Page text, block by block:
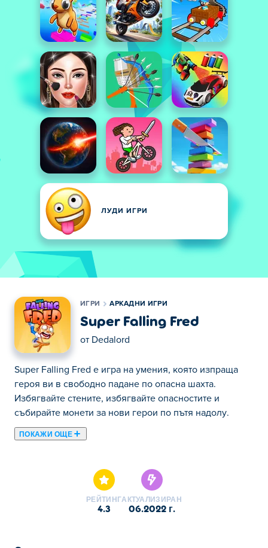
ЛУДИ ИГРИ
ИГРИ АРКАДНИ ИГРИ
Super Falling Fred
от Dedalord
Super Falling Fred е игра на умения, която изпраща
героя ви в свободно падане по опасна шахта.
Избягвайте стените, избягвайте опасностите и
събирайте монети за нови герои по пътя надолу.
ПОКАЖИ ОЩЕ
РЕЙТИНГ
4.3
АКТУАЛИЗИРАН
06.2022 г.